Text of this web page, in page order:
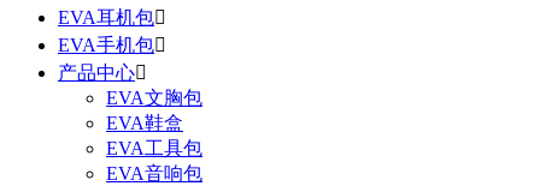
EVA耳机包
EVA手机包
产品中心
EVA文胸包
EVA鞋盒
EVA工具包
EVA音响包